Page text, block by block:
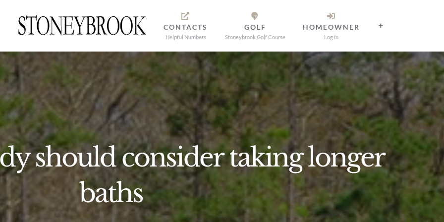
CONTACTS
Helpful Numbers
GOLF
Stoneybrook Golf Course
HOMEOWNER
Log In
should consider taking longer
baths